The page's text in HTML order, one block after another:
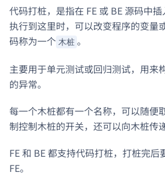
代码打桩，是指在 FE 或 BE 源码中
执行到这里时，可以改变程序的变量
码称为一个 木桩 。
主要用于单元测试或回归测试，用来
的异常。
每一个木桩都有一个名称，可以随便
制控制木桩的开关，还可以向木桩传
FE 和 BE 都支持代码打桩，打桩完后
FE。